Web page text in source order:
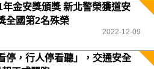
年金安獎頒獎 新北警榮獲道安
全國第2名殊榮
2022-12-09
停，行人停看聽」，交通安全